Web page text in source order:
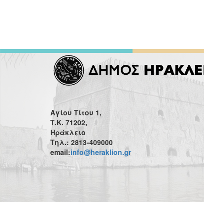
Αγίου Τίτου 1,
Τ.Κ. 71202,
Ηράκλειο
Τηλ.: 2813-409000
email:info@heraklion.gr